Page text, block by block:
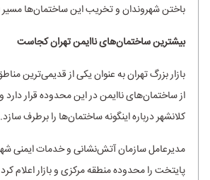
باختن شهروندان و تخریب این ساختمان‌ها مسیر
بیشترین ساختمان‌های ناایمن تهران کجاست
بازار بزرگ تهران به عنوان یکی از قدیمی‌ترین
از ساختمان‌های ناایمن در این محدوده قرار
کلانشهر درباره اینگونه ساختمان‌ها را برطرف سازد.
مدیرعامل سازمان آتش‌نشانی و خدمات ایمنی
پایتخت را محدوده منطقه مرکزی و بازار اعلام